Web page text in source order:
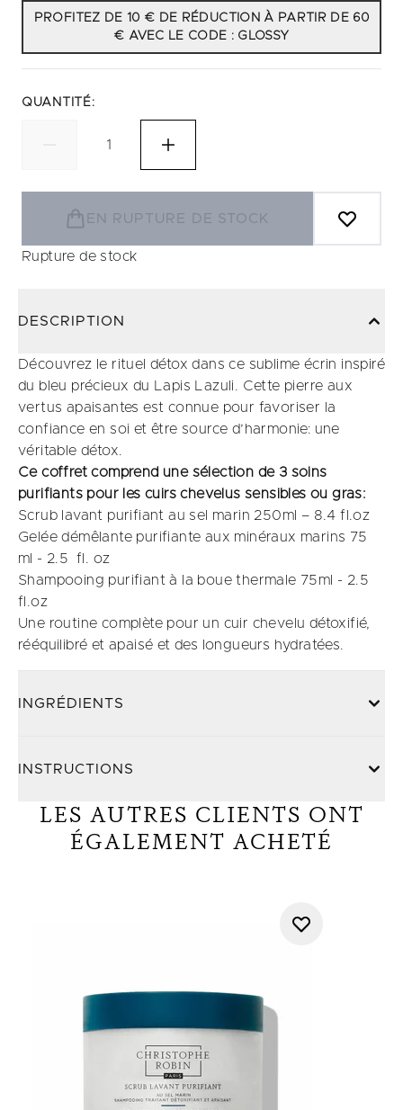
la
même
page.
PROFITEZ DE 10 € DE RÉDUCTION À PARTIR DE 60
€ AVEC LE CODE : GLOSSY
QUANTITÉ:
EN RUPTURE DE STOCK
Rupture de stock
DESCRIPTION
Découvrez le rituel détox dans ce sublime écrin inspiré
du bleu précieux du Lapis Lazuli. ​Cette pierre aux
vertus apaisantes est connue pour favoriser la
confiance en soi et être source d’harmonie: une
véritable détox. ​
Ce coffret comprend une sélection de 3 soins
purifiants pour les cuirs chevelus sensibles ou gras:
Scrub lavant purifiant au sel marin 250ml – 8.4 fl.oz
Gelée démêlante purifiante aux minéraux marins 75
ml - 2.5 fl. oz
Shampooing purifiant à la boue thermale 75ml - 2.5
fl.oz
Une routine complète pour un cuir chevelu détoxifié,
rééquilibré et apaisé et des longueurs hydratées.
INGRÉDIENTS
INSTRUCTIONS
LES AUTRES CLIENTS ONT
ÉGALEMENT ACHETÉ